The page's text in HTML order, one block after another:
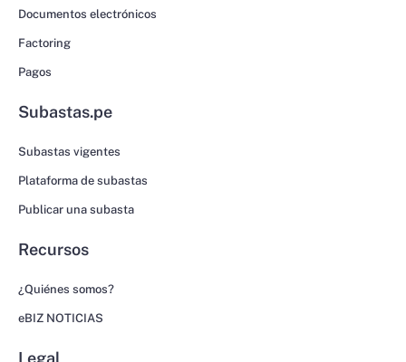
Documentos electrónicos
Factoring
Pagos
Subastas.pe
Subastas vigentes
Plataforma de subastas
Publicar una subasta
Recursos
¿Quiénes somos?
eBIZ NOTICIAS
Legal